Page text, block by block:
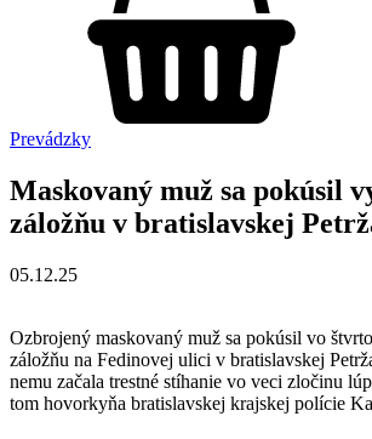
Prevádzky
Maskovaný muž sa pokúsil
záložňu v bratislavskej
05.12.25
Ozbrojený maskovaný muž sa pokúsil vo
záložňu na Fedinovej ulici v bratislavskej
nemu začala trestné stíhanie vo veci zločinu
tom hovorkyňa bratislavskej krajskej polície